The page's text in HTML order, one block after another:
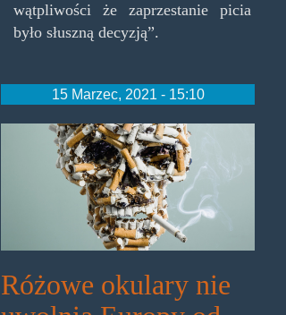
wątpliwości że zaprzestanie picia
było słuszną decyzją”.
15 Marzec, 2021 - 15:10
tobaccodeathhead.jpg
Różowe okulary nie